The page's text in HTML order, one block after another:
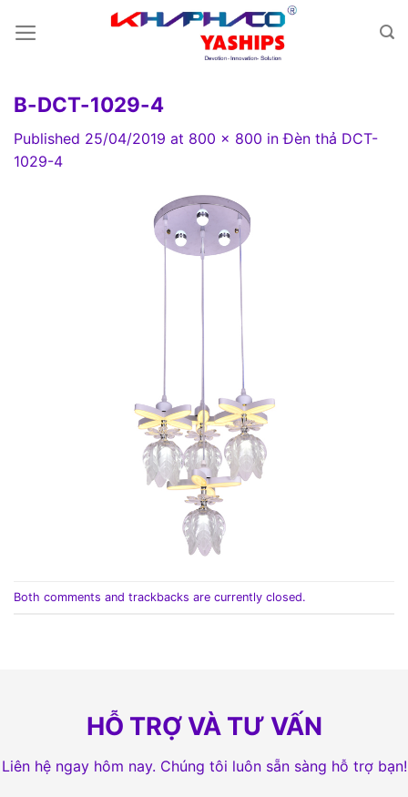
B-DCT-1029-4
Published 25/04/2019 at 800 × 800 inĐèn thả DCT-
1029-4
Both comments and trackbacks are currently closed.
HỖ TRỢ VÀ TƯ VẤN
Liên hệ ngay hôm nay. Chúng tôi luôn sẵn sàng hỗ trợ bạn!